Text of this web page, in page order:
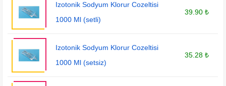
Izotonik Sodyum Klorur Cozeltisi
1000 Ml (setli)
39.90 ₺
Izotonik Sodyum Klorur Cozeltisi
1000 Ml (setsiz)
35.28 ₺